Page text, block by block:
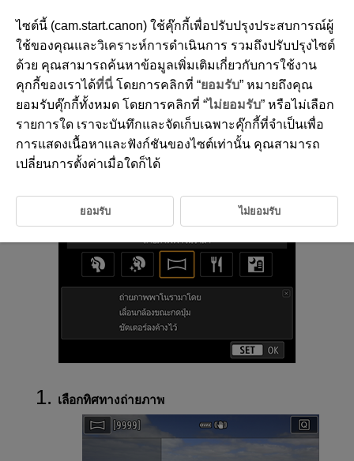
D388-047
ถ่ายภาพพาโนรามา
ใช้ [ ] (ถ่ายภาพพาโนรามา) เพื่อถ่ายภาพพาโนรามา กล้องจะสร้างภาพพา
โนรามาจากการรวมภาพที่ถ่ายโดยการถ่ายภาพต่อเนื่องเข้าด้วยกัน เมื่อคุณ
เลือกทิศทางถ่ายภาพ
ไซต์นี้ (cam.start.canon) ใช้คุ๊กกี้เพื่อปรับปรุงประสบการณ์ผู้
ใช้ของคุณและวิเคราะห์การดำเนินการ รวมถึงปรับปรุงไซต์
ด้วย คุณสามารถค้นหาข้อมูลเพิ่มเติมเกี่ยวกับการใช้งาน
คุกกี้ของเราได้ที่นี่โดยการคลิกที่ “ยอมรับ” หมายถึงคุณ
ยอมรับคุ๊กกี้ทั้งหมด โดยการคลิกที่ “ไม่ยอมรับ” หรือไม่เลือก
รายการใด เราจะบันทึกและจัดเก็บเฉพาะคุ๊กกี้ที่จำเป็นเพื่อ
การแสดงเนื้อหาและฟังก์ชันของไซต์เท่านั้น คุณสามารถ
เปลี่ยนการตั้งค่าเมื่อใดก็ได้
ยอมรับ ไม่ยอมรับ